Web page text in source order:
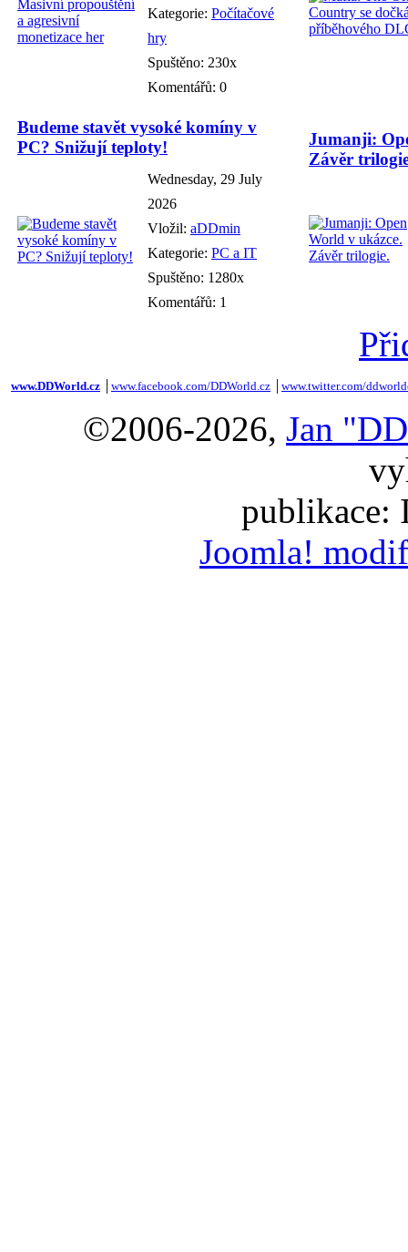
Kategorie: Počítačové
hry
Spuštěno: 230x
Komentářů: 0
Budeme stavět vysoké komíny v
PC? Snižují teploty!
Wednesday, 29 July
2026
Vložil: aDDmin
Kategorie: PC a IT
Spuštěno: 1280x
Komentářů: 1
Jumanji:
Závěr
www.DDWorld.cz www.facebook.com/DDWorld.cz www.twitter.com/
©2006-2026, Jan
publikace:
Joomla!